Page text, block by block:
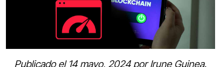
Publicado el 14 mayo, 2024porIrune Guinea.